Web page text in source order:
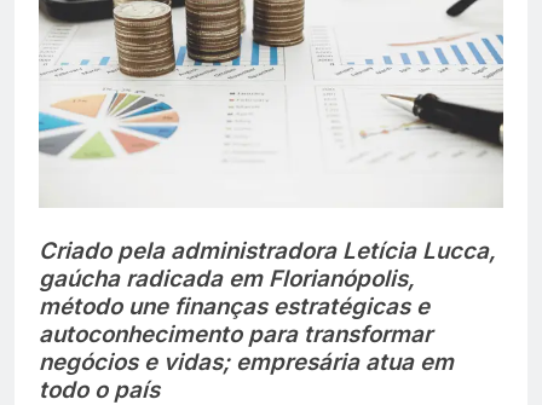
Criado pela administradora Letícia Lucca,
gaúcha radicada em Florianópolis,
método une finanças estratégicas e
autoconhecimento para transformar
negócios e vidas; empresária atua em
todo o país